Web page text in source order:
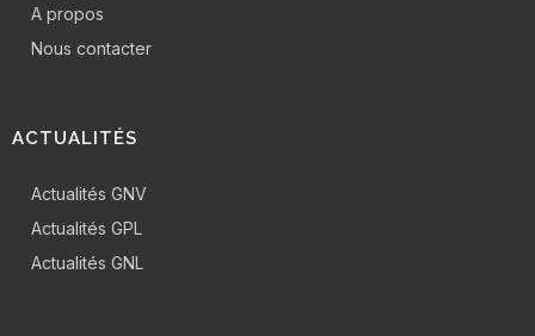
A propos
Nous contacter
ACTUALITÉS
Actualités GNV
Actualités GPL
Actualités GNL